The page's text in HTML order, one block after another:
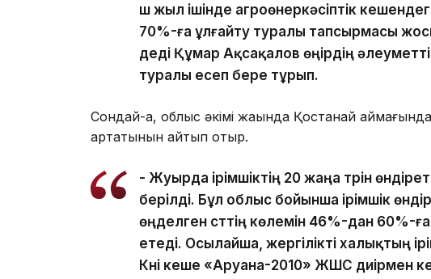
үш жыл ішінде агроөнеркәсіптік
70%-ға ұлғайту туралы тапсырмасы
деді Құмар Ақсақалов өңірдің
туралы есеп бере тұрып.
Сондай-ақ, облыс әкімі жақында Қостанай аймағында
артатынын айтып отыр.
- Жуырда ірімшіктің 20 жаңа түрін
берілді. Бұл облыс бойынша ірімшік
өңделген сүттің көлемін 46%-дан 60%-
етеді. Осылайша, жергілікті халықтың
Күні кеше «Аруана-2010» ЖШС диірмен